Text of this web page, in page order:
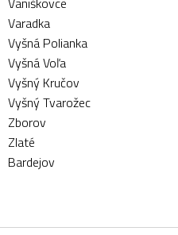
Varadka
Vyšná Polianka
Vyšná Voľa
Vyšný Kručov
Vyšný Tvarožec
Zborov
Zlaté
Bardejov